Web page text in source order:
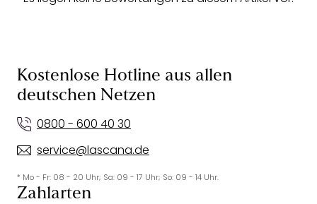
Kostenlose Hotline aus allen
deutschen Netzen
0800 - 600 40 30
service@lascana.de
* Mo - Fr: 08 - 20 Uhr; Sa: 09 - 17 Uhr; So: 09 - 14 Uhr.
Zahlarten